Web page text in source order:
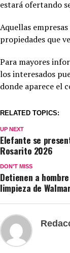
estará ofertando
Aquellas
propiedades que
Para mayores
los interesados
donde aparece el
RELATED TOPICS:
UP NEXT
Elefante se
Rosarito 2026
DON'T MISS
Detienen a
limpieza de